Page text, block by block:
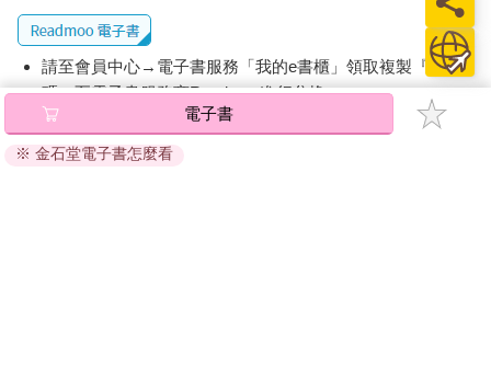
請至會員中心→電子書服務「我的e書櫃」領取複製『兌換
碼』至電子書服務商Readmoo進行兌換。
退換貨須知：
因版權保護，您在金石堂所購買的電子書僅能以金石堂專屬
電子書
※ 金石堂電子書怎麼看